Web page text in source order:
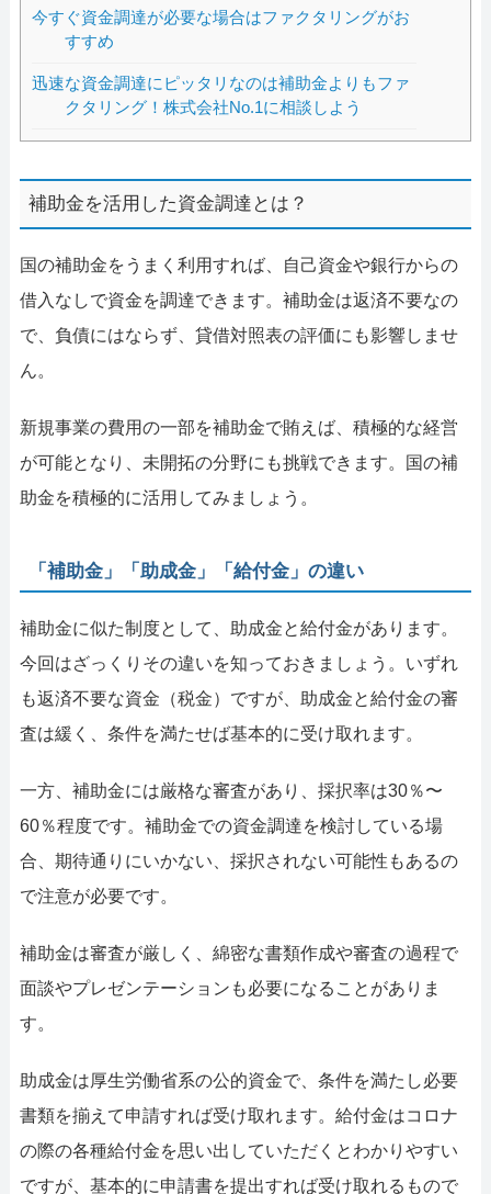
今すぐ資金調達が必要な場合はファクタリングがお
すすめ
迅速な資金調達にピッタリなのは補助金よりもファ
クタリング！株式会社No.1に相談しよう
補助金を活用した資金調達とは？
国の補助金をうまく利用すれば、自己資金や銀行からの
借入なしで資金を調達できます。補助金は返済不要なの
で、負債にはならず、貸借対照表の評価にも影響しませ
ん。
新規事業の費用の一部を補助金で賄えば、積極的な経営
が可能となり、未開拓の分野にも挑戦できます。国の補
助金を積極的に活用してみましょう。
「補助金」「助成金」「給付金」の違い
補助金に似た制度として、助成金と給付金があります。
今回はざっくりその違いを知っておきましょう。いずれ
も返済不要な資金（税金）ですが、助成金と給付金の審
査は緩く、条件を満たせば基本的に受け取れます。
一方、補助金には厳格な審査があり、採択率は30％〜
60％程度です。補助金での資金調達を検討している場
合、期待通りにいかない、採択されない可能性もあるの
で注意が必要です。
補助金は審査が厳しく、綿密な書類作成や審査の過程で
面談やプレゼンテーションも必要になることがありま
す。
助成金は厚生労働省系の公的資金で、条件を満たし必要
書類を揃えて申請すれば受け取れます。給付金はコロナ
の際の各種給付金を思い出していただくとわかりやすい
ですが、基本的に申請書を提出すれば受け取れるもので